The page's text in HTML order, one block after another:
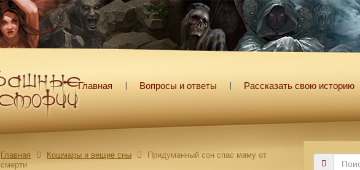
Главная Вопросы и ответы Рассказать свою историю
Главная Кошмары и вещие сны
Придуманный сон спас маму от
смерти
Поиск